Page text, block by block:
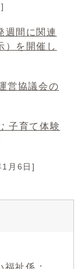
週間に関連
）を開催し
営協議会の
子育て体験
月6日]
祉係：